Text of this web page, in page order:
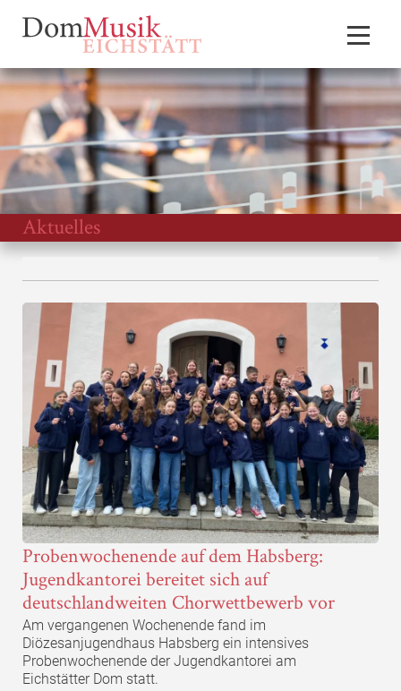
Aktuelles
Probenwochenende auf dem Habsberg:
Jugendkantorei bereitet sich auf
deutschlandweiten Chorwettbewerb vor
Am vergangenen Wochenende fand im
Diözesanjugendhaus Habsberg ein intensives
Probenwochenende der Jugendkantorei am
Eichstätter Dom statt.